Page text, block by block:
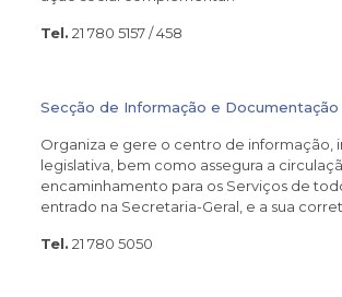
Tel. 21 780 5157 / 458
Secção de Informação e Documentação
Organiza e gere o centro de informação,
legislativa, bem como assegura a
encaminhamento para os Serviços de
entrado na Secretaria-Geral, e a sua
Tel. 21 780 5050